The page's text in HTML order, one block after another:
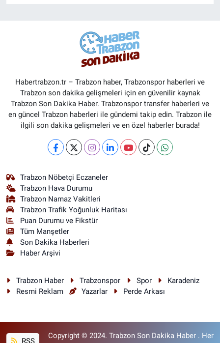
Habertrabzon.tr – Trabzon haber, Trabzonspor haberleri ve
Trabzon son dakika gelişmeleri için en güvenilir kaynak
Trabzon Son Dakika Haber. Trabzonspor transfer haberleri ve
en güncel Trabzon haberleri ile gündemi takip edin. Trabzon ile
ilgili son dakika gelişmeleri ve en özel haberler burada!
Trabzon Nöbetçi Eczaneler
Trabzon Hava Durumu
Trabzon Namaz Vakitleri
Trabzon Trafik Yoğunluk Haritası
Puan Durumu ve Fikstür
Tüm Manşetler
Son Dakika Haberleri
Haber Arşivi
Trabzon Haber Trabzonspor Spor
Karadeniz
Resmi Reklam
Yazarlar Perde Arkası
Copyright © 2024. Trabzon Son Dakika Haber . Her